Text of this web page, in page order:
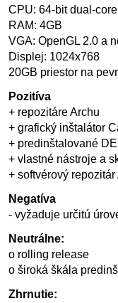
CPU: 64-bit dual-
RAM: 4GB
VGA: OpenGL 2.0 a
Displej: 1024x768
20GB priestor na
Pozitíva
+ repozitáre Archu
+ grafický inštalátor
+ predinštalované
+ vlastné nástroje a
+ softvérový
Negatíva
- vyžaduje určitú
Neutrálne:
o rolling release
o široká škála
Zhrnutie: